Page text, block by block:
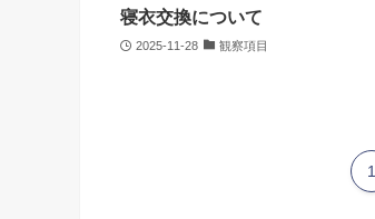
寝衣交換について
2025-11-28 観察項目
1